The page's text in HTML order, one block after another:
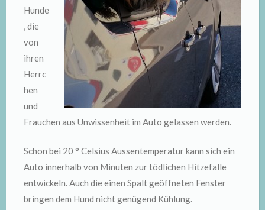
Hunde
, die
von
ihren
Herrc
hen
und
Frauchen aus Unwissenheit im Auto gelassen werden.
Schon bei 20 ° Celsius Aussentemperatur kann sich ein
Auto innerhalb von Minuten zur tödlichen Hitzefalle
entwickeln. Auch die einen Spalt geöffneten Fenster
bringen dem Hund nicht genügend Kühlung.